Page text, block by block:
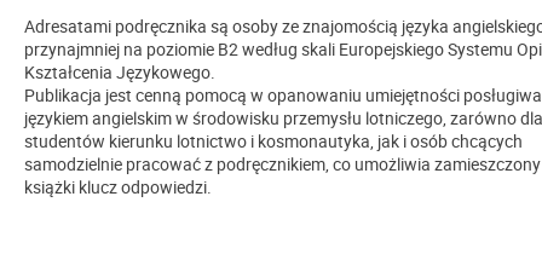
Adresatami podręcznika są osoby ze znajomością języka
przynajmniej na poziomie B2 według skali Europejskiego Systemu
Kształcenia Językowego.
Publikacja jest cenną pomocą w opanowaniu umiejętności
językiem angielskim w środowisku przemysłu lotniczego, zarówno dla
studentów kierunku lotnictwo i kosmonautyka, jak i osób chcących
samodzielnie pracować z podręcznikiem, co umożliwia
książki klucz odpowiedzi.